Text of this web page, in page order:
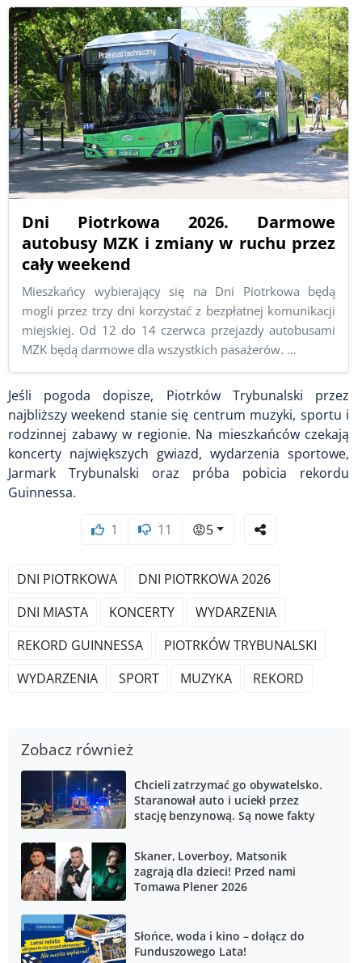
Dni Piotrkowa 2026. Darmowe
autobusy MZK i zmiany w ruchu przez
cały weekend
Mieszkańcy wybierający się na Dni Piotrkowa będą
mogli przez trzy dni korzystać z bezpłatnej komunikacji
miejskiej. Od 12 do 14 czerwca przejazdy autobusami
MZK będą darmowe dla wszystkich pasażerów. …
Jeśli pogoda dopisze, Piotrków Trybunalski przez
najbliższy weekend stanie się centrum muzyki, sportu i
rodzinnej zabawy w regionie. Na mieszkańców czekają
koncerty największych gwiazd, wydarzenia sportowe,
Jarmark Trybunalski oraz próba pobicia rekordu
Guinnessa.
1 11 😡5
DNI PIOTRKOWA
DNI PIOTRKOWA 2026
DNI MIASTA
KONCERTY
WYDARZENIA
REKORD GUINNESSA
PIOTRKÓW TRYBUNALSKI
WYDARZENIA
SPORT MUZYKA REKORD
Zobacz również
Chcieli zatrzymać go obywatelsko.
Staranował auto i uciekł przez
stację benzynową. Są nowe fakty
Skaner, Loverboy, Matsonik
zagrają dla dzieci! Przed nami
Tomawa Plener 2026
Słońce, woda i kino – dołącz do
Funduszowego Lata!